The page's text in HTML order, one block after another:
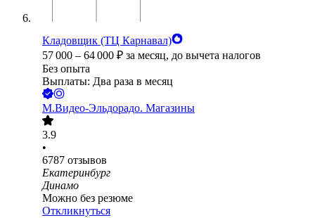
Кладовщик (ТЦ Карнавал)
57 000 – 64 000 ₽ за месяц, до вычета налогов
Без опыта
Выплаты: Два раза в месяц
М.Видео-Эльдорадо. Магазины
3.9
•
6787 отзывов
Екатеринбург
Динамо
Можно без резюме
Откликнуться